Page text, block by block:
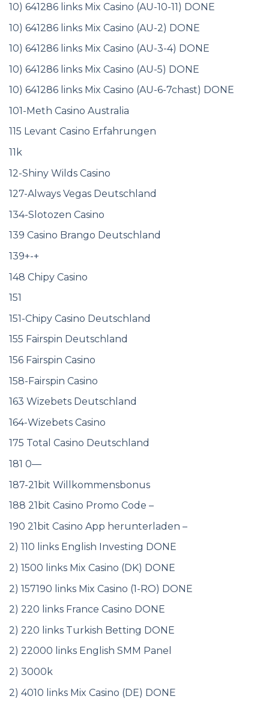
10) 641286 links Mix Casino (AU-10-11) DONE
10) 641286 links Mix Casino (AU-2) DONE
10) 641286 links Mix Casino (AU-3-4) DONE
10) 641286 links Mix Casino (AU-5) DONE
10) 641286 links Mix Casino (AU-6-7chast) DONE
101-Meth Casino Australia
115 Levant Casino Erfahrungen
11k
12-Shiny Wilds Casino
127-Always Vegas Deutschland
134-Slotozen Casino
139 Casino Brango Deutschland
139+-+
148 Chipy Casino
151
151-Chipy Casino Deutschland
155 Fairspin Deutschland
156 Fairspin Casino
158-Fairspin Casino
163 Wizebets Deutschland
164-Wizebets Casino
175 Total Casino Deutschland
181 0—
187-21bit Willkommensbonus
188 21bit Casino Promo Code –
190 21bit Casino App herunterladen –
2) 110 links English Investing DONE
2) 1500 links Mix Casino (DK) DONE
2) 157190 links Mix Casino (1-RO) DONE
2) 220 links France Casino DONE
2) 220 links Turkish Betting DONE
2) 22000 links English SMM Panel
2) 3000k
2) 4010 links Mix Casino (DE) DONE